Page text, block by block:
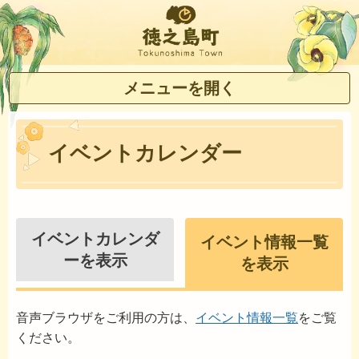
徳之島町
メニューを開く
イベントカレンダー
イベントカレンダ
ーを表示
イベント情報一覧
を表示
音声ブラウザをご利用の方は、 イベント情報一覧をご覧
ください。